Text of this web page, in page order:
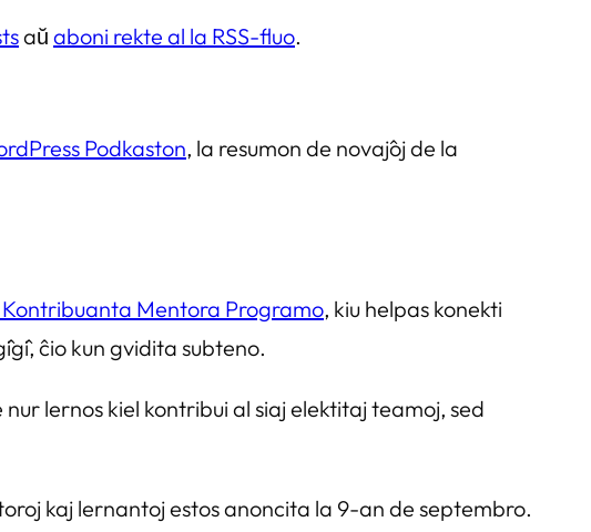
aŭ aboni rekte al la RSS-fluo.
Podkaston, la resumon de novaĵoj de la
Mentora Programo, kiu helpas konekti
ĉio kun gvidita subteno.
lernos kiel kontribui al siaj elektitaj teamoj, sed
kaj lernantoj estos anoncita la 9-an de septembro.